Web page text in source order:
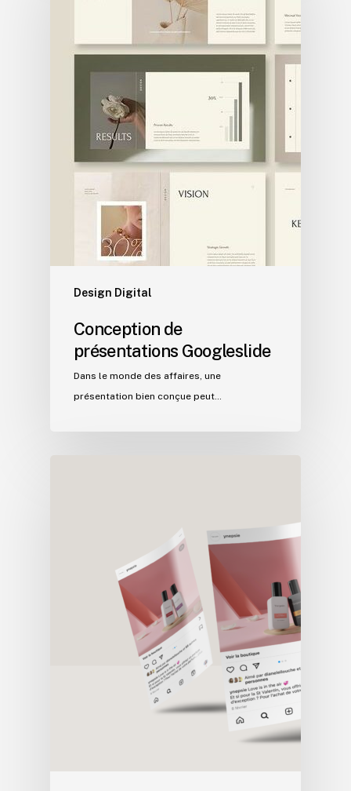
Design Digital
Conception de
présentations Googleslide
Dans le monde des affaires, une
présentation bien conçue peut…